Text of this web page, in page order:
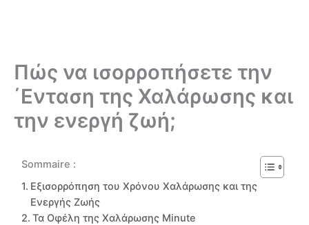
Πώς να ισορροπήσετε την
΄Ενταση της Χαλάρωσης και
την ενεργή ζωή;
Sommaire :
Εξισορρόπηση του Χρόνου Χαλάρωσης και της
Ενεργής Ζωής
Τα Οφέλη της Χαλάρωσης Minute